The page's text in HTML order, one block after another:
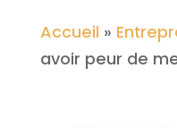
Accueil »
avoir peur de